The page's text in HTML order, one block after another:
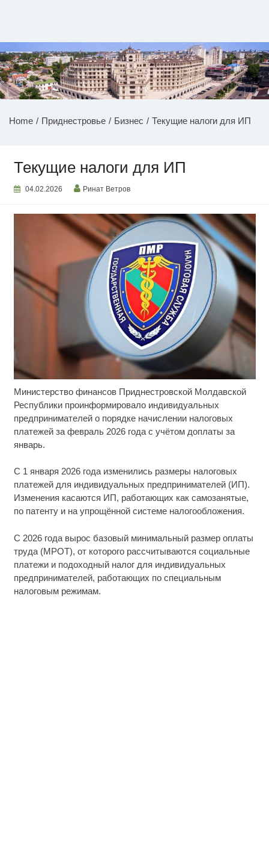
НОВОСТИ ПРИДНЕСТРОВЬЯ
Home Приднестровье Бизнес Текущие налоги для ИП
Текущие налоги для ИП
04.02.2026 Ринат Ветров
Министерство финансов Приднестровской Молдавской
Республики проинформировало индивидуальных
предпринимателей о порядке начислении налоговых
платежей за февраль 2026 года с учётом доплаты за
январь.
С 1 января 2026 года изменились размеры налоговых
платежей для индивидуальных предпринимателей (ИП).
Изменения касаются ИП, работающих как самозанятые,
по патенту и на упрощённой системе налогообложения.
С 2026 года вырос базовый минимальный размер оплаты
труда (МРОТ), от которого рассчитываются социальные
платежи и подоходный налог для индивидуальных
предпринимателей, работающих по специальным
налоговым режимам.
i
Скрытая камера на пляже Крыма: Что люди
вытворяют, когда их не видят...
Ролик длится пару секунд, но вы будете в шоке
от увиденного
покинуть страну